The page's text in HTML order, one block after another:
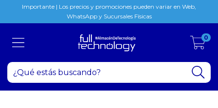
Importante | Los precios y promociones pueden variar en Web,
WhatsApp y Sucursales Físicas
0